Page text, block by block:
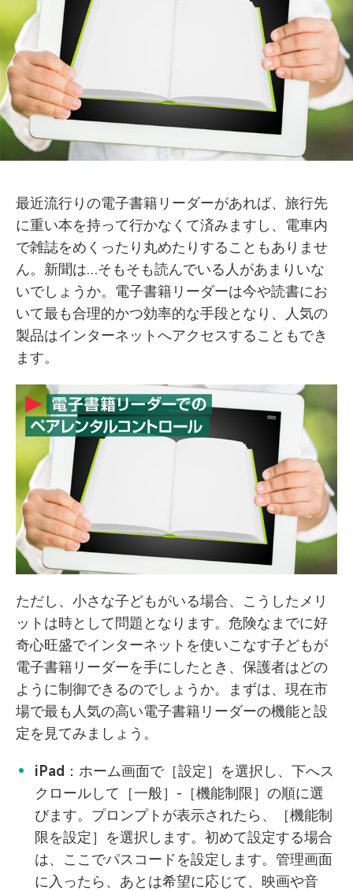
最近流行りの電子書籍リーダーがあれば、旅行先
に重い本を持って行かなくて済みますし、電車内
で雑誌をめくったり丸めたりすることもありませ
ん。新聞は…そもそも読んでいる人があまりいな
いでしょうか。電子書籍リーダーは今や読書にお
いて最も合理的かつ効率的な手段となり、人気の
製品はインターネットへアクセスすることもでき
ます。
ただし、小さな子どもがいる場合、こうしたメリ
ットは時として問題となります。危険なまでに好
奇心旺盛でインターネットを使いこなす子どもが
電子書籍リーダーを手にしたとき、保護者はどの
ように制御できるのでしょうか。まずは、現在市
場で最も人気の高い電子書籍リーダーの機能と設
定を見てみましょう。
iPad ：ホーム画面で［設定］を選択し、下へス
クロールして［一般］-［機能制限］の順に選
びます。プロンプトが表示されたら、［機能制
限を設定］を選択します。初めて設定する場合
は、ここでパスコードを設定します。管理画面
に入ったら、あとは希望に応じて、映画や音